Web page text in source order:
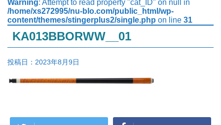
Warning: Attempt to read property "cat_ID" on null in
/home/xs272995/nu-blo.com/public_html/wp-
content/themes/stingerplus2/single.php on line 31
KA013BBORWW__01
投稿日： 2023年8月9日